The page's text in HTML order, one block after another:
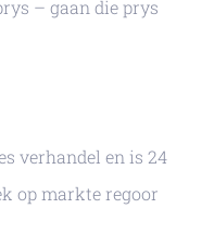
– gaan die prys
verhandel en is 24
op markte regoor